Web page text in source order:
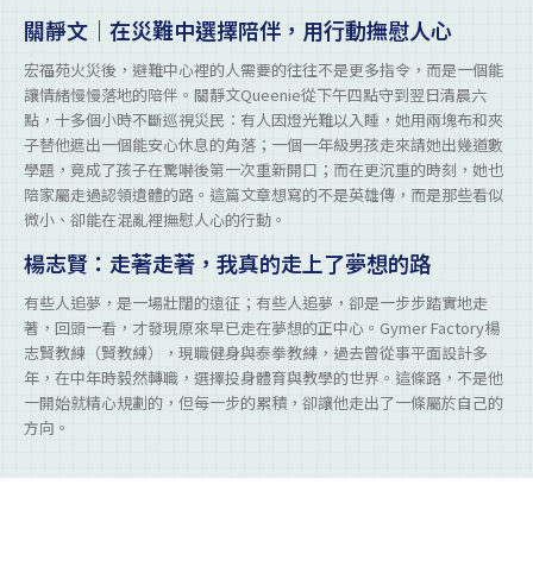
關靜文｜在災難中選擇陪伴，用行動撫慰人心
宏福苑火災後，避難中心裡的人需要的往往不是更多指令，而是一個能
讓情緒慢慢落地的陪伴。關靜文Queenie從下午四點守到翌日清晨六
點，十多個小時不斷巡視災民：有人因燈光難以入睡，她用兩塊布和夾
子替他遮出一個能安心休息的角落；一個一年級男孩走來請她出幾道數
學題，竟成了孩子在驚嚇後第一次重新開口；而在更沉重的時刻，她也
陪家屬走過認領遺體的路。這篇文章想寫的不是英雄傳，而是那些看似
微小、卻能在混亂裡撫慰人心的行動。
楊志賢：走著走著，我真的走上了夢想的路
有些人追夢，是一場壯闊的遠征；有些人追夢，卻是一步步踏實地走
著，回頭一看，才發現原來早已走在夢想的正中心。Gymer Factory楊
志賢教練（賢教練），現職健身與泰拳教練，過去曾從事平面設計多
年，在中年時毅然轉職，選擇投身體育與教學的世界。這條路，不是他
一開始就精心規劃的，但每一步的累積，卻讓他走出了一條屬於自己的
方向。